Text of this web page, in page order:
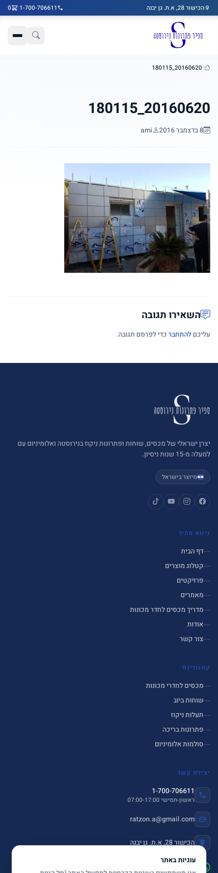
דלג לתוכן הראשי
הכישור 28, א.ת. גן יבנה 1-700-706611
|
0
עוגיות באתר
בית
/
20160620_180115
20160620_180115
8 בדצמבר 2016 ami
השאירו תגובה
עליכםלהתחברכדי לפרסם תגובה.
יצרן ישראלי של מכסים, שוחות ופתרונות ניקוז בנירוסטה ואלומיניום עם
למעלה מ-15 שנות ניסיון.
מיוצר בישראל
ניווט מהיר
דף הבית
קטלוג מוצרים
פרויקטים
מאמרים
מדריך מכסים לחדר מכונות
אודות
צור קשר
קטגוריות
מכסים לחדרי מכונות
שוחות ביוב
תעלות ניקוז
פתרונות בריכה
סולמות אלומיניום
יצירת קשר
1-700-706611
ראשון-חמישי 07:00-17:00
ratzon.a@gmail.com
הכישור 28, א.ת. גן יבנה